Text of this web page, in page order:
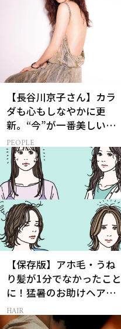
【長谷川京子さん】カラ
ダも心もしなやかに更
新。“今”が一番美しい
［特別画像集］
PEOPLE
【保存版】アホ毛・うね
り髪が1分でなかったこと
に！猛暑のお助けヘアア
イテム16選
HAIR